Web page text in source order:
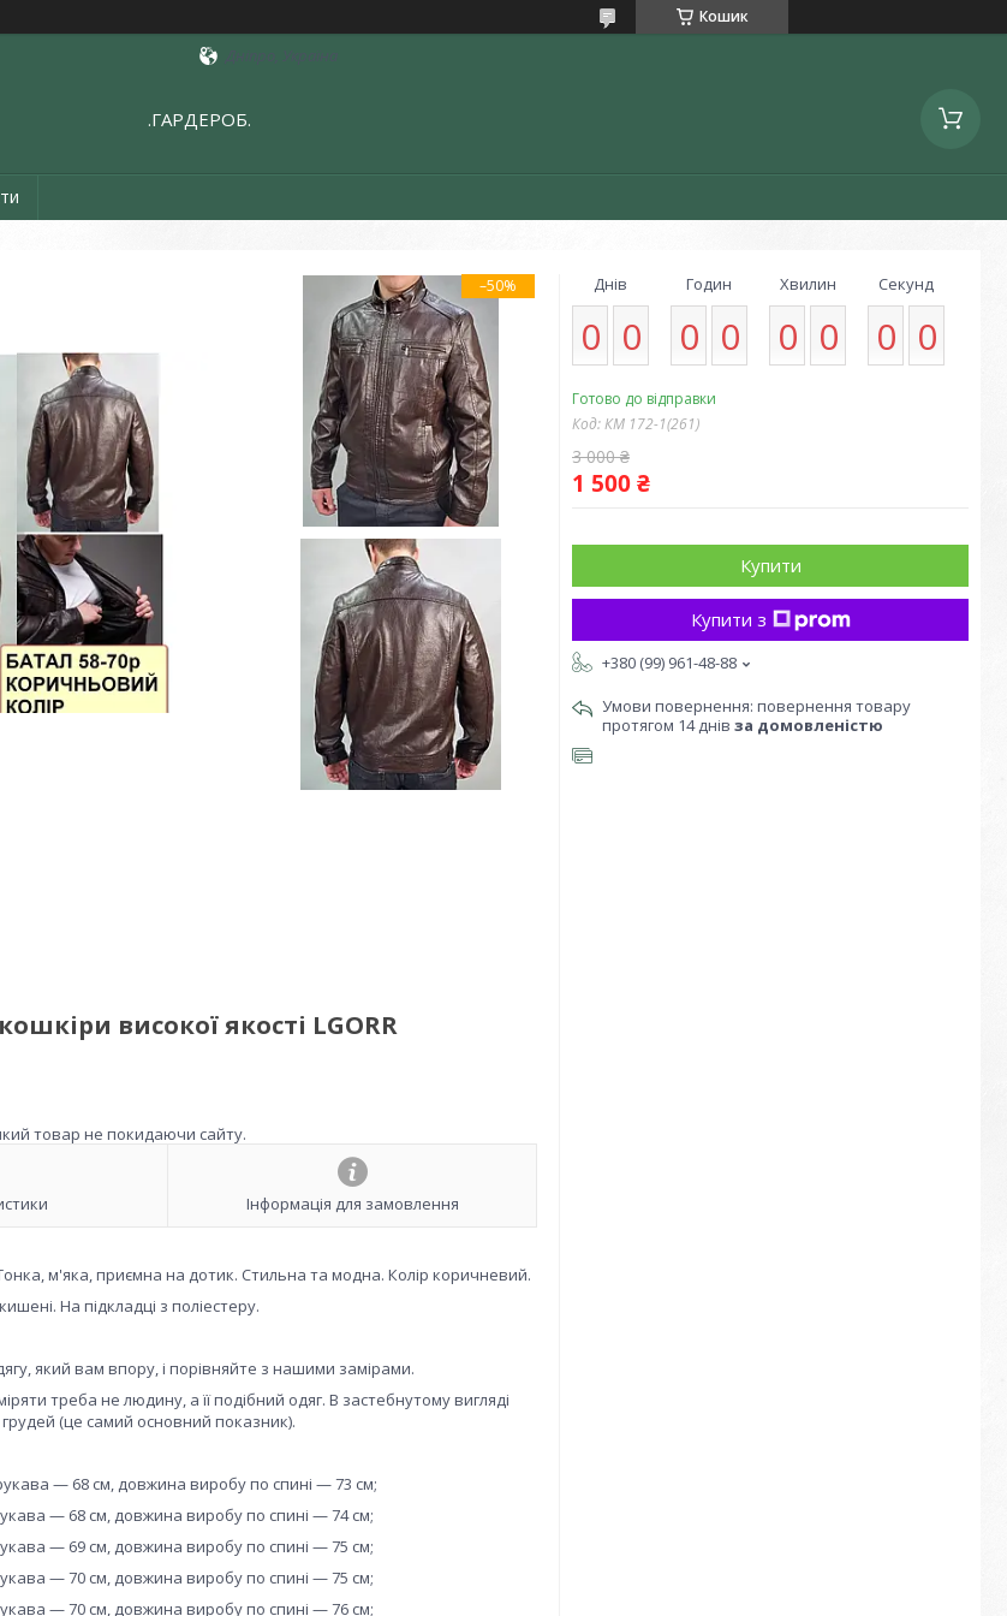
Кошик
.ГАРДЕРОБ.
–50%
високої якості LGORR
товар не покидаючи сайту.
Інформація для замовлення
м'яка, приємна на дотик. Стильна та модна. Колір коричневий.
На підкладці з поліестеру.
який вам впору, і порівняйте з нашими замірами.
треба не людину, а її подібний одяг. В застебнутому вигляді
(це самий основний показник).
— 68 см, довжина виробу по спині — 73 см;
— 68 см, довжина виробу по спині — 74 см;
— 69 см, довжина виробу по спині — 75 см;
— 70 см, довжина виробу по спині — 75 см;
— 70 см, довжина виробу по спині — 76 см;
Днів
0 0
Годин
0 0
Хвилин
0 0
Секунд
0 0
Готово до відправки
Код:КМ 172-1(261)
3 000 ₴
1 500 ₴
Купити
Купити з
+380 (99) 961-48-88
повернення товару
протягом 14 днів за домовленістю